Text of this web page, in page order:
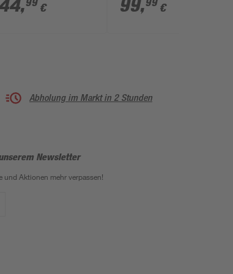
,99 €
klappbar
99,99 €
Abholung im Markt in 2 Stunden
Newsletter
und Aktionen mehr verpassen!